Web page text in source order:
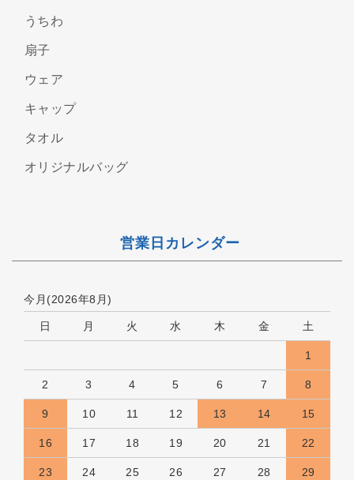
うちわ
扇子
ウェア
キャップ
タオル
オリジナルバッグ
営業日カレンダー
今月(2026年8月)
日 月 火 水 木 金 土
1
2 3 4 5 6 7 8
9 10 11 12 13 14 15
16 17 18 19 20 21 22
23 24 25 26 27 28 29